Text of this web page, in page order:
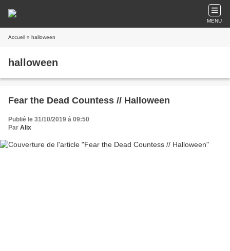
MENU
Accueil » halloween
halloween
Fear the Dead Countess // Halloween
Publié le 31/10/2019 à 09:50
Par Alix